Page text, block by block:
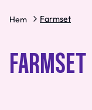
Hem Farmset
FARMSET